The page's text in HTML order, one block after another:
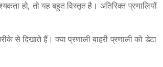
हो, तो यह बहुत विस्तृत है। अतिरिक्त प्रणालियों
से दिखाते हैं। क्या प्रणाली बाहरी प्रणाली को डेटा